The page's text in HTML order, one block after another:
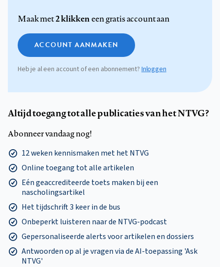
Maak met2 klikkeneen gratis account aan
ACCOUNT AANMAKEN
Heb je al een account of een abonnement? Inloggen
Altijd toegang tot alle publicaties van het NTVG?
Abonneer vandaag nog!
12 weken kennismaken met het NTVG
Online toegang tot alle artikelen
Eén geaccrediteerde toets maken bij een
nascholingsartikel
Het tijdschrift 3 keer in de bus
Onbeperkt luisteren naar de NTVG-podcast
Gepersonaliseerde alerts voor artikelen en dossiers
Antwoorden op al je vragen via de AI-toepassing 'Ask
NTVG'